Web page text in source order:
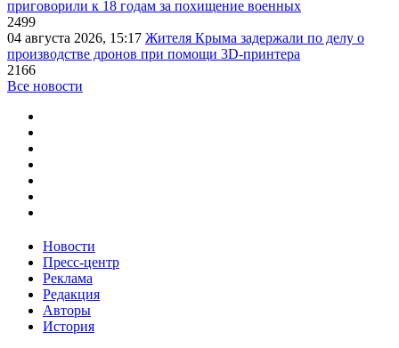
приговорили к 18 годам за похищение военных
2499
04 августа 2026, 15:17 Жителя Крыма задержали по делу о
производстве дронов при помощи 3D‑принтера
2166
Все новости
Новости
Пресс-центр
Реклама
Редакция
Авторы
История